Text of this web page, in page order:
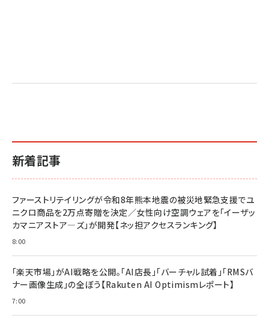
新着記事
ファーストリテイリングが令和8年熊本地震の被災地緊急支援でユ
ニクロ商品を2万点寄贈を決定／女性向け空調ウェアを「イーザッ
カマニアストア―ズ」が開発【ネッ担アクセスランキング】
8:00
「楽天市場」がAI戦略を公開。「AI店長」「バーチャル試着」「RMSバ
ナー画像生成」の全ぼう【Rakuten AI Optimismレポート】
7:00